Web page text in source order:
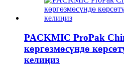
PACKMIC ProPak
көргөзмөсүндө
келиңиз